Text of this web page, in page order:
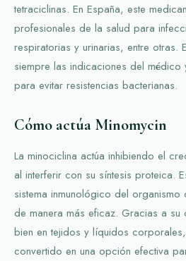
tetraciclinas. En España, este
profesionales de la salud para
respiratorias y urinarias, entre otras.
siempre las indicaciones del médico
para evitar resistencias bacterianas.
Cómo actúa Minomycin
La minociclina actúa inhibiendo el
al interferir con su síntesis proteica.
sistema inmunológico del
de manera más eficaz. Gracias a
bien en tejidos y líquidos
convertido en una opción efectiva